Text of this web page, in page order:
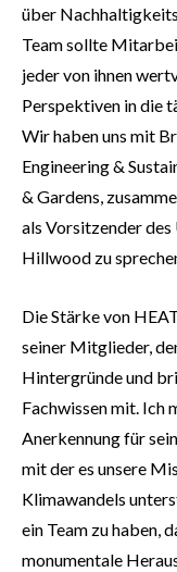
über
Team sollte
jeder von ihnen
Perspektiven in die
Wir haben uns mit
Engineering &
& Gardens,
als Vorsitzender
Hillwood zu
Die Stärke von
seiner Mitglieder,
Hintergründe und
Fachwissen mit. Ich
Anerkennung für
mit der es unsere
Klimawandels
ein Team zu haben,
monumentale